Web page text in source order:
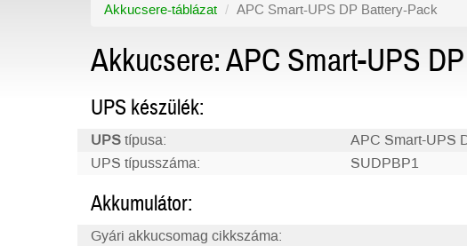
Akkucsere-táblázat APC Smart-UPS DP Battery-Pack
Akkucsere: APC Smart-UPS
UPS készülék:
UPS típusa:
APC Smart-UPS
UPS típusszáma:
SUDPBP1
Akkumulátor:
Gyári akkucsomag cikkszáma: